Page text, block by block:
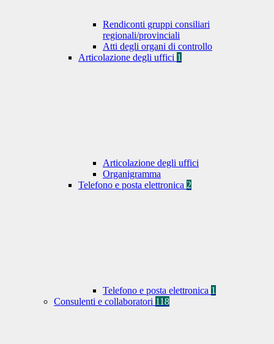
Rendiconti gruppi consiliari
regionali/provinciali
Atti degli organi di controllo
Articolazione degli uffici 1
Articolazione degli uffici
Organigramma
Telefono e posta elettronica 2
Telefono e posta elettronica 1
Consulenti e collaboratori 118